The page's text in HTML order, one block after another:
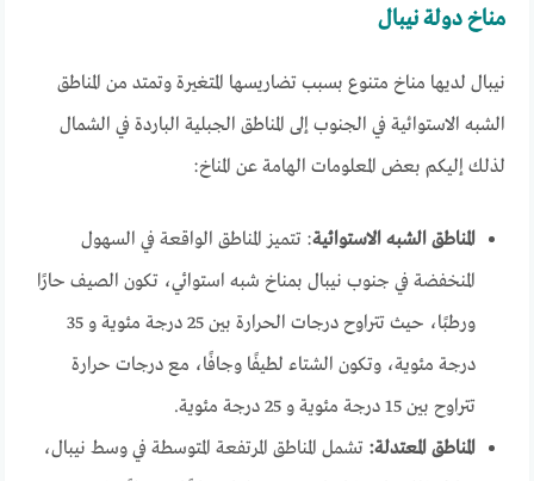
مناخ دولة نيبال
نيبال لديها مناخ متنوع بسبب تضاريسها المتغيرة وتمتد من المناطق
الشبه الاستوائية في الجنوب إلى المناطق الجبلية الباردة في الشمال
لذلك إليكم بعض المعلومات الهامة عن المناخ:
المناطق الشبه الاستوائية: تتميز المناطق الواقعة في السهول
المنخفضة في جنوب نيبال بمناخ شبه استوائي، تكون الصيف حارًا
ورطبًا، حيث تتراوح درجات الحرارة بين 25 درجة مئوية و 35
درجة مئوية، وتكون الشتاء لطيفًا وجافًا، مع درجات حرارة
تتراوح بين 15 درجة مئوية و 25 درجة مئوية.
المناطق المعتدلة: تشمل المناطق المرتفعة المتوسطة في وسط نيبال،